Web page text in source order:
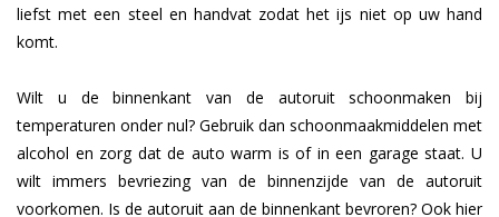
liefst met een steel en handvat zodat het ijs niet op uw hand
komt.
Wilt u de binnenkant van de autoruit schoonmaken bij
temperaturen onder nul? Gebruik dan schoonmaakmiddelen met
alcohol en zorg dat de auto warm is of in een garage staat. U
wilt immers bevriezing van de binnenzijde van de autoruit
voorkomen. Is de autoruit aan de binnenkant bevroren? Ook hier